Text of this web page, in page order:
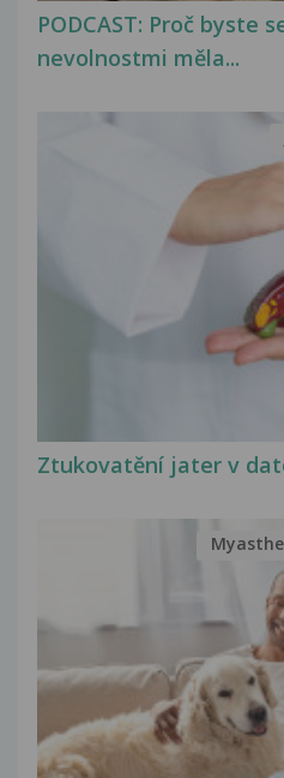
PODCAST: Proč byste
nevolnostmi měla...
Ztukovatění jater v